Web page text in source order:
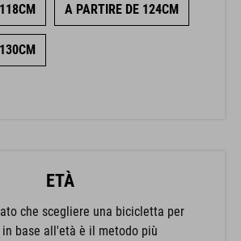
A PARTIRE DE 124CM
ETÀ
che scegliere una bicicletta per
base all'età è il metodo più